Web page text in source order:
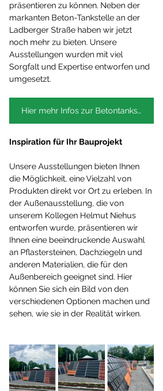
präsentieren zu können. Neben der
markanten Beton-Tankstelle an der
Ladberger Straße haben wir jetzt
noch mehr zu bieten. Unsere
Ausstellungen wurden mit viel
Sorgfalt und Expertise entworfen und
umgesetzt.
Hier mehr Infos zur Betontankstelle
Inspiration für Ihr Bauprojekt
Unsere Ausstellungen bieten Ihnen
die Möglichkeit, eine Vielzahl von
Produkten direkt vor Ort zu erleben. In
der Außenausstellung, die von
unserem Kollegen Helmut Niehus
entworfen wurde, präsentieren wir
Ihnen eine beeindruckende Auswahl
an Pflastersteinen, Dachziegeln und
anderen Materialien, die für den
Außenbereich geeignet sind. Hier
können Sie sich ein Bild von den
verschiedenen Optionen machen und
sehen, wie sie in der Realität wirken.